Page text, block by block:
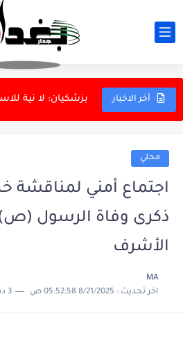
أخر الاخبار
الزيدي يستقبل
محلي
اجتماع أمني لمناقشة
ذكرى وفاة الرسول
الأشرف
MA
اخر تحديث : 8/21/2025 05:52:58 ص 3 دقائق للقراءة